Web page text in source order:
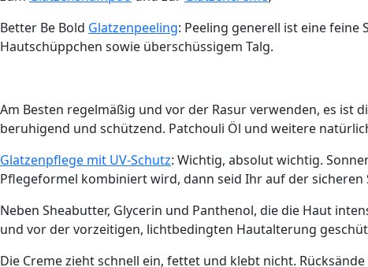
Better Be Bold Glatzenpeeling: Peeling generell ist eine feine
Hautschüppchen sowie überschüssigem Talg.
Am Besten regelmäßig und vor der Rasur verwenden, es ist
beruhigend und schützend. Patchouli Öl und weitere
Glatzenpflege mit UV-Schutz: Wichtig, absolut wichtig.
Pflegeformel kombiniert wird, dann seid Ihr auf der sicheren
Neben Sheabutter, Glycerin und Panthenol, die die Haut
und vor der vorzeitigen, lichtbedingten Hautalterung
Die Creme zieht schnell ein, fettet und klebt nicht.